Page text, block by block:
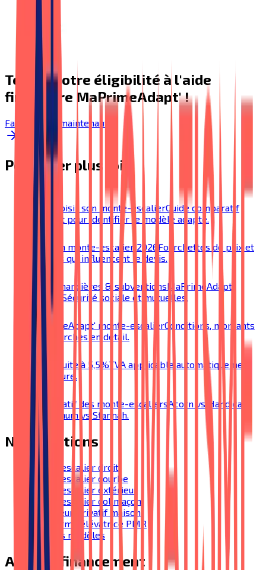
Testez votre éligibilité à l'aide
financière MaPrimeAdapt' !
Faire le test maintenant!
Pour aller plus loin
Bien choisir son monte-escalierGuide comparatif
complet pour identifier le modèle adapté.
Prix d'un monte-escalier 2026 Fourchettes de prix et
facteurs qui influencent le devis.
Aides financières & subventionsMaPrimeAdapt',
SoliHA, Sécurité sociale et mutuelles.
MaPrimeAdapt' monte-escalierConditions, montants
et démarches en détail.
TVA réduite à 5,5%TVA applicable automatiquement
sur facture.
Comparatif des monte-escaliers Acorn vs Handicare
vs Platinum vs Stannah.
Nos solutions
Monte-escalier droit
Monte-escalier courbe
Monte-escalier extérieur
Monte-escalier colimaçon
Ascenseur privatif maison
Plateforme élévatrice PMR
Tous nos modèles
Aides & financement